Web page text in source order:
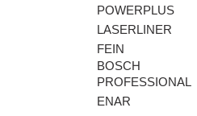
POWERPLUS
LASERLINER
FEIN
BOSCH
PROFESSIONAL
ENAR